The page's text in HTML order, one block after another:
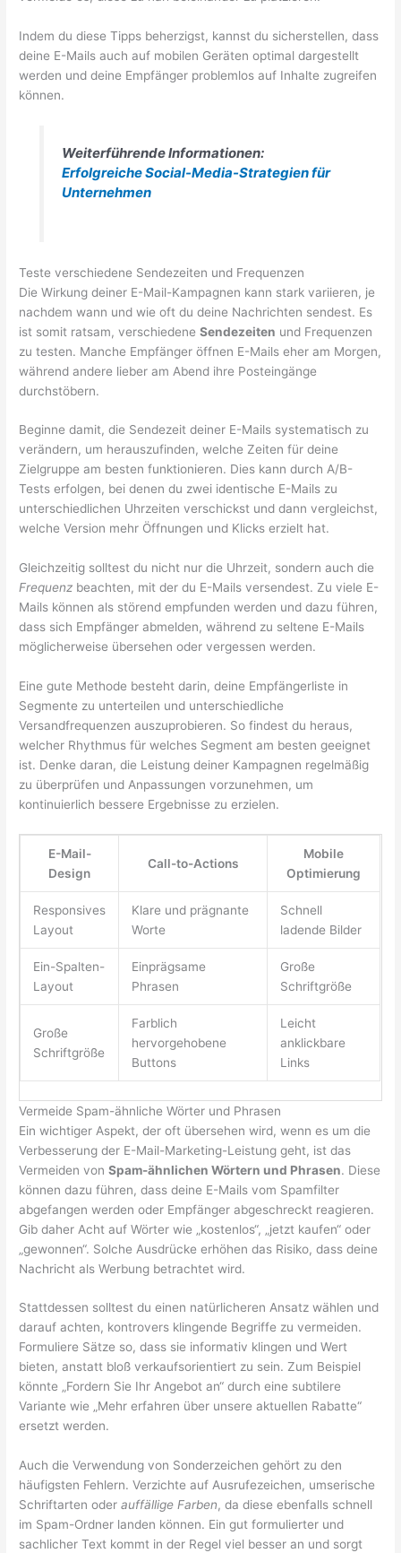
Indem du diese Tipps beherzigst, kannst du sicherstellen, dass
deine E-Mails auch auf mobilen Geräten optimal dargestellt
werden und deine Empfänger problemlos auf Inhalte zugreifen
können.
Weiterführende Informationen:
Erfolgreiche Social-Media-Strategien für
Unternehmen
Teste verschiedene Sendezeiten und Frequenzen
Die Wirkung deiner E-Mail-Kampagnen kann stark variieren, je
nachdem wann und wie oft du deine Nachrichten sendest. Es
ist somit ratsam, verschiedeneSendezeiten und Frequenzen
zu testen. Manche Empfänger öffnen E-Mails eher am Morgen,
während andere lieber am Abend ihre Posteingänge
durchstöbern.
Beginne damit, die Sendezeit deiner E-Mails systematisch zu
verändern, um herauszufinden, welche Zeiten für deine
Zielgruppe am besten funktionieren. Dies kann durch A/B-
Tests erfolgen, bei denen du zwei identische E-Mails zu
unterschiedlichen Uhrzeiten verschickst und dann vergleichst,
welche Version mehr Öffnungen und Klicks erzielt hat.
Gleichzeitig solltest du nicht nur die Uhrzeit, sondern auch die
Frequenz beachten, mit der du E-Mails versendest. Zu viele E-
Mails können als störend empfunden werden und dazu führen,
dass sich Empfänger abmelden, während zu seltene E-Mails
möglicherweise übersehen oder vergessen werden.
Eine gute Methode besteht darin, deine Empfängerliste in
Segmente zu unterteilen und unterschiedliche
Versandfrequenzen auszuprobieren. So findest du heraus,
welcher Rhythmus für welches Segment am besten geeignet
ist. Denke daran, die Leistung deiner Kampagnen regelmäßig
zu überprüfen und Anpassungen vorzunehmen, um
kontinuierlich bessere Ergebnisse zu erzielen.
E-Mail-
Design
Call-to-Actions
Mobile
Optimierung
Responsives
Layout
Klare und prägnante
Worte
Schnell
ladende Bilder
Ein-Spalten-
Layout
Einprägsame
Phrasen
Große
Schriftgröße
Große
Schriftgröße
Farblich
hervorgehobene
Buttons
Leicht
anklickbare
Links
Vermeide Spam-ähnliche Wörter und Phrasen
Ein wichtiger Aspekt, der oft übersehen wird, wenn es um die
Verbesserung der E-Mail-Marketing-Leistung geht, ist das
Vermeiden vonSpam-ähnlichen Wörtern und Phrasen. Diese
können dazu führen, dass deine E-Mails vom Spamfilter
abgefangen werden oder Empfänger abgeschreckt reagieren.
Gib daher Acht auf Wörter wie „kostenlos“, „jetzt kaufen“ oder
„gewonnen“. Solche Ausdrücke erhöhen das Risiko, dass deine
Nachricht als Werbung betrachtet wird.
Stattdessen solltest du einen natürlicheren Ansatz wählen und
darauf achten, kontrovers klingende Begriffe zu vermeiden.
Formuliere Sätze so, dass sie informativ klingen und Wert
bieten, anstatt bloß verkaufsorientiert zu sein. Zum Beispiel
könnte „Fordern Sie Ihr Angebot an“ durch eine subtilere
Variante wie „Mehr erfahren über unsere aktuellen Rabatte“
ersetzt werden.
Auch die Verwendung von Sonderzeichen gehört zu den
häufigsten Fehlern. Verzichte auf Ausrufezeichen, umserische
Schriftarten oderauffällige Farben, da diese ebenfalls schnell
im Spam-Ordner landen können. Ein gut formulierter und
sachlicher Text kommt in der Regel viel besser an und sorgt